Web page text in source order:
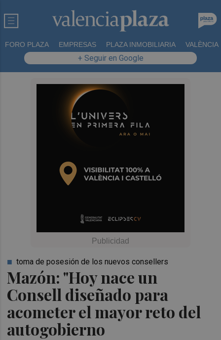
FORO PLAZA EMPRESAS PLAZA INMOBILIARIA VALÈNCIA
+ Seguir en Google
Mazón: "Hoy nace un
Consell diseñado para
acometer el mayor reto del
autogobierno
toma de posesión de los nuevos consellers